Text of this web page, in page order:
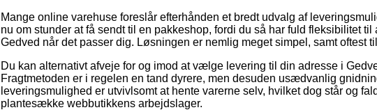
Mange online varehuse foreslår efterhånden et bredt udvalg af
nu om stunder at få sendt til en pakkeshop, fordi du så har fuld fleksibilitet
Gedved når det passer dig. Løsningen er nemlig meget simpel, samt oftest
Du kan alternativt afveje for og imod at vælge levering til din adresse i
Fragtmetoden er i regelen en tand dyrere, men desuden usædvanlig
leveringsmulighed er utvivlsomt at hente varerne selv, hvilket dog står og
plantesække webbutikkens arbejdslager.